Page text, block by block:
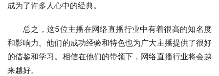
成为了许多人心中的经典。
总之，这5位主播在网络直播行业中有着很高的知名度
和影响力。他们的成功经验和特色也为广大主播提供了很好
的借鉴和学习。相信在他们的带领下，网络直播行业将会越
来越好。